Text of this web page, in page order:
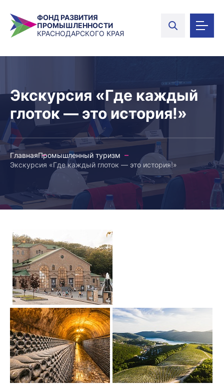
ФОНД РАЗВИТИЯ
ПРОМЫШЛЕННОСТИ
КРАСНОДАРСКОГО КРАЯ
Экскурсия «Где каждый
глоток — это история!»
ГлавнаяПромышленный туризм
Экскурсия «Где каждый глоток — это история!»